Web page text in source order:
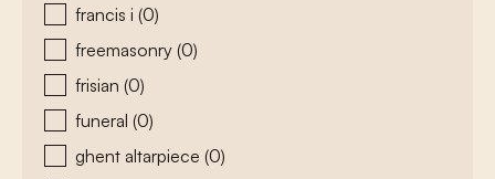
francis i (0)
freemasonry (0)
frisian (0)
funeral (0)
ghent altarpiece (0)